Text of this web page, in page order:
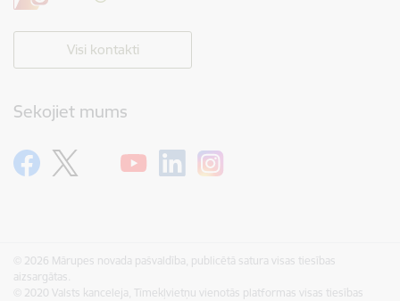
Visi kontakti
Sekojiet mums
© 2026 Mārupes novada pašvaldība, publicētā satura visas tiesības
aizsargātas.
© 2020 Valsts kanceleja, Tīmekļvietņu vienotās platformas visas tiesības